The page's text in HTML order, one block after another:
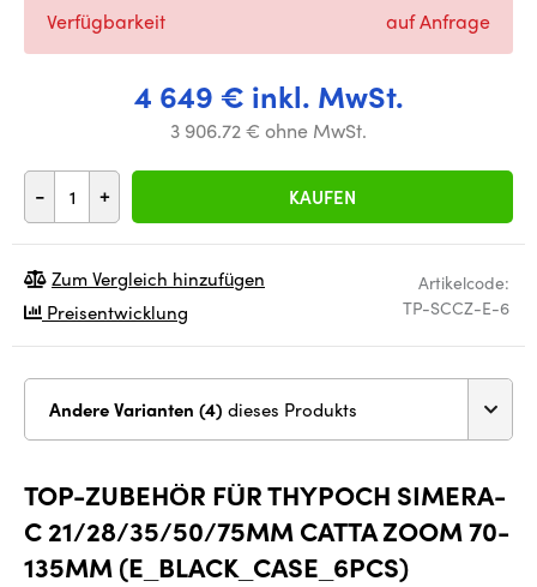
4 649 € inkl. MwSt.
3 906.72 € ohne MwSt.
- + KAUFEN
Verfügbarkeit auf Anfrage
Artikelcode:
TP-SCCZ-E-6
Zum Vergleich hinzufügen
Preisentwicklung
Andere Varianten (4) dieses Produkts
TOP-ZUBEHÖR FÜR THYPOCH SIMERA-
C 21/28/35/50/75MM CATTA ZOOM 70-
135MM (E_BLACK_CASE_6PCS)